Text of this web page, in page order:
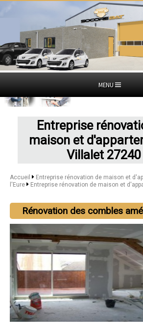
MENU
Entreprise
maison et
Villalet 27240
Accueil
Entreprise rénovation de maison et
l'Eure
Entreprise rénovation de maison et
Rénovation des combles